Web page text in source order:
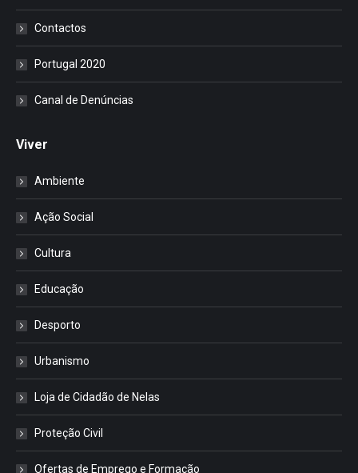
Contactos
Portugal 2020
Canal de Denúncias
Viver
Ambiente
Ação Social
Cultura
Educação
Desporto
Urbanismo
Loja de Cidadão de Nelas
Proteção Civil
Ofertas de Emprego e Formação